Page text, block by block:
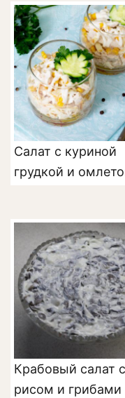
Салат с куриной
грудкой и
Крабовый салат с
рисом и грибами